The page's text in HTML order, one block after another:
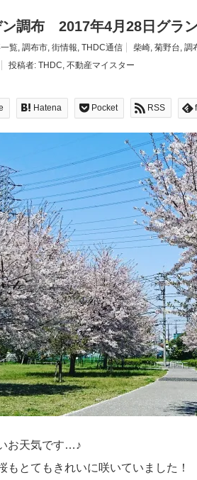
ン調布 2017年4月28日グラ
覧, 調布市, 街情報, THDC通信 柴崎, 菊野台, 調
投稿者: THDC, 不動産マイスター
Hatena Pocket RSS
お天気です…♪
もとてもきれいに咲いていました！